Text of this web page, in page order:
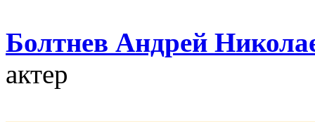
Болтнев Андрей
актер